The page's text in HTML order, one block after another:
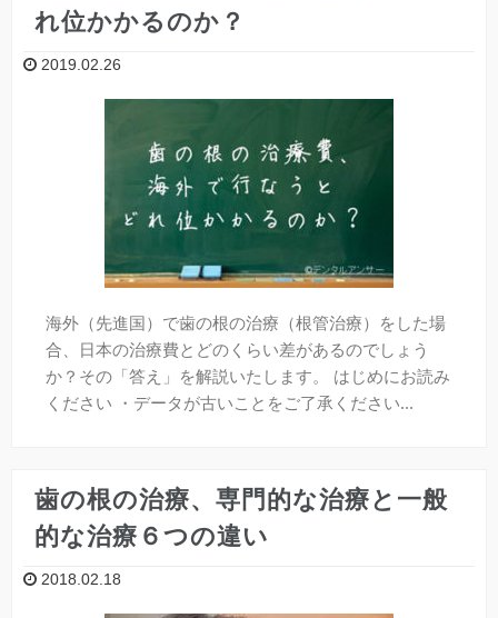
【無料メール相談】
れ位かかるのか？
2019.02.26
海外（先進国）で歯の根の治療（根管治療）をした場
合、日本の治療費とどのくらい差があるのでしょう
か？その「答え」を解説いたします。 はじめにお読み
ください ・データが古いことをご了承ください...
歯の根の治療、専門的な治療と一般
的な治療６つの違い
2018.02.18